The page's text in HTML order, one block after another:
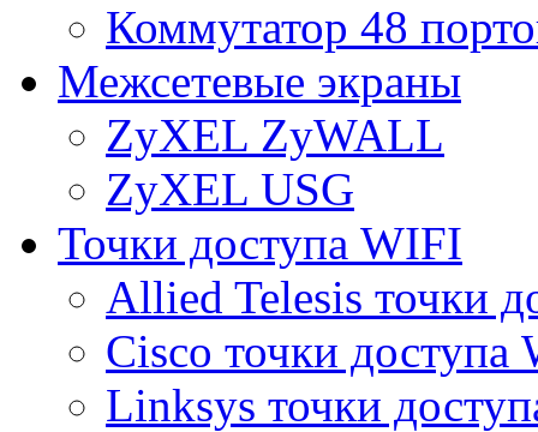
Коммутатор 48
Межсетевые экраны
ZyXEL ZyWALL
ZyXEL USG
Точки доступа WIFI
Allied Telesis точки
Cisco точки доступа
Linksys точки